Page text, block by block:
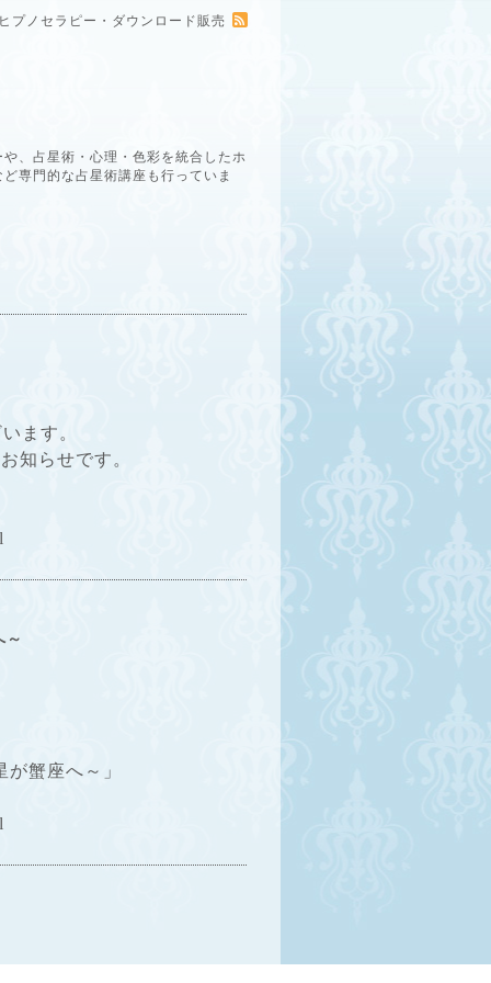
ノセラピー・ダウンロード販売
、占星術・心理・色彩を統合したホ
専門的な占星術講座も行っていま
ます。
知らせです。
～
蟹座へ～」